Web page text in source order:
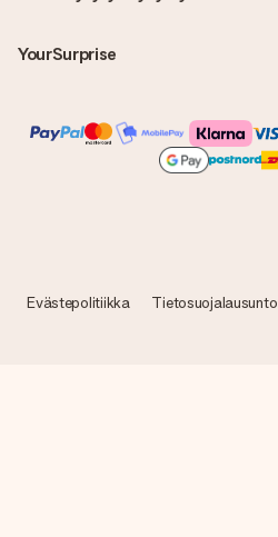
YourSurprise
Evästepolitiikka Tietosuojalausunto